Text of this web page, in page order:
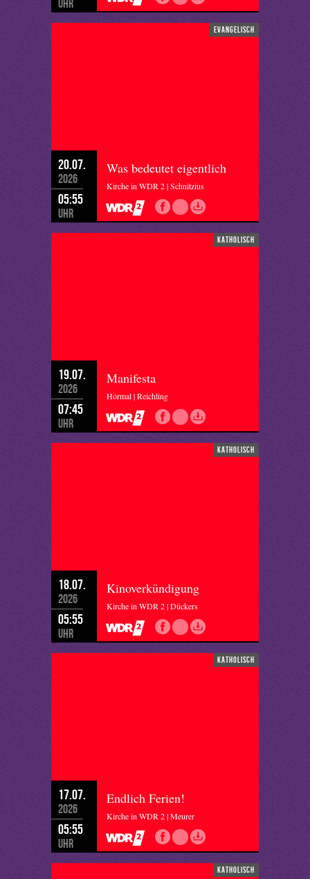
Uhr
evangelisch
20.07.
2026
05:55
Uhr
Was bedeutet eigentlich
Kirche in WDR 2 | Schnitzius
katholisch
19.07.
2026
07:45
Uhr
Manifesta
Hörmal | Reichling
katholisch
18.07.
2026
05:55
Uhr
Kinoverkündigung
Kirche in WDR 2 | Dückers
katholisch
17.07.
2026
05:55
Uhr
Endlich Ferien!
Kirche in WDR 2 | Meurer
katholisch